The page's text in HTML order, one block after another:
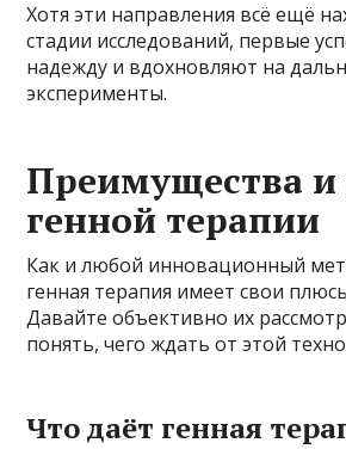
Хотя эти направления всё ещё
стадии исследований, первые
надежду и вдохновляют на
эксперименты.
Преимущества и
генной терапии
Как и любой инновационный
генная терапия имеет свои
Давайте объективно их
понять, чего ждать от этой
Что даёт генная